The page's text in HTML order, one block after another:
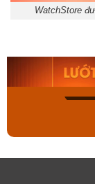
WatchStore
Mua